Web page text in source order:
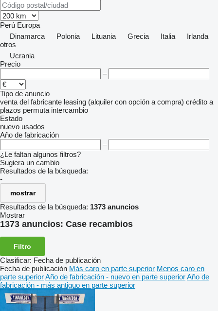
Perú Europa
Dinamarca
Polonia Lituania Grecia Italia
Irlanda
otros
Ucrania
Precio
–
Tipo de anuncio
venta del fabricante leasing (alquiler con opción a compra) crédito a
plazos permuta intercambio
Estado
nuevo usados
Año de fabricación
–
¿Le faltan algunos filtros?
Sugiera un cambio
Resultados de la búsqueda:
-
mostrar
Resultados de la búsqueda: 1373 anuncios
Mostrar
1373 anuncios: Case recambios
Filtro
Clasificar: Fecha de publicación
Fecha de publicación Más caro en parte superior Menos caro en
parte superiorAño de fabricación - nuevo en parte superiorAño de
fabricación - más antiguo en parte superior